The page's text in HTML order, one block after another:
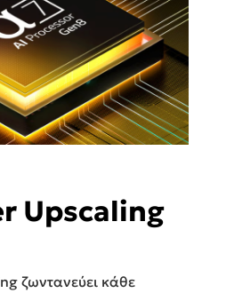
Upscaling
ζωντανεύει κάθε